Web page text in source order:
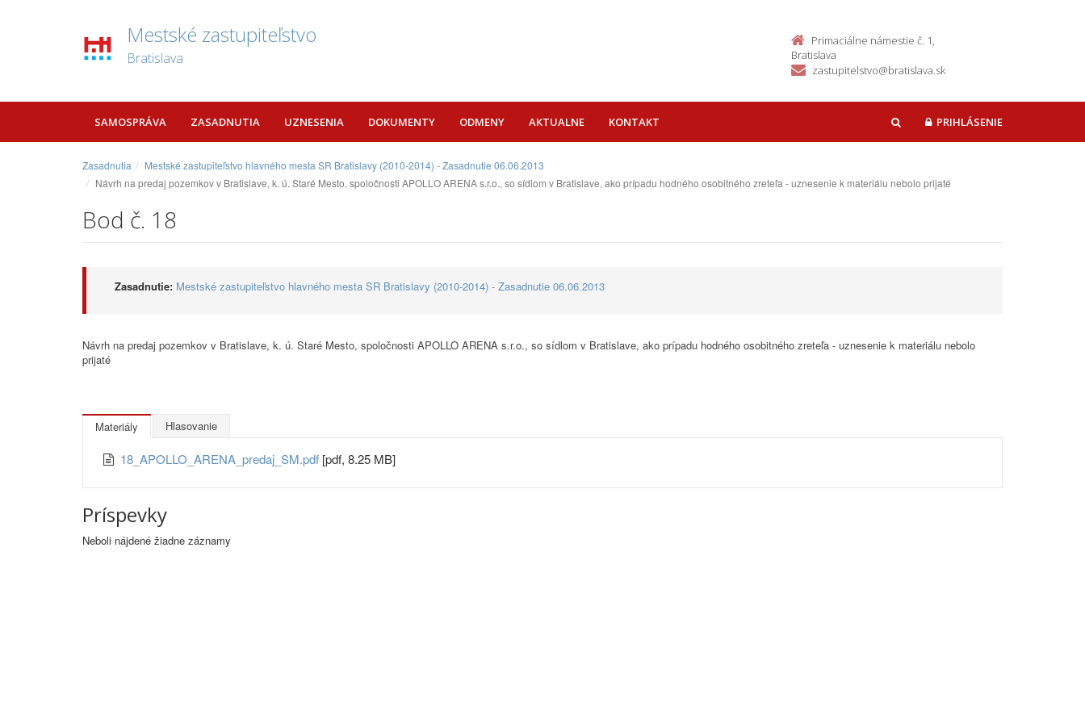
Mestské zastupiteľstvo
Bratislava
Primaciálne námestie č. 1,
Bratislava
zastupitelstvo@bratislava.sk
SAMOSPRÁVA ZASADNUTIA UZNESENIA DOKUMENTY ODMENY AKTUALNE KONTAKT HĽADAŤPRIHLÁSENIE
Zasadnutia
Mestské zastupiteľstvo hlavného mesta SR Bratislavy (2010-2014) - Zasadnutie 06.06.2013
Návrh na predaj pozemkov v Bratislave, k. ú. Staré Mesto, spoločnosti APOLLO ARENA s.r.o., so sídlom v Bratislave, ako prípadu hodného osobitného zreteľa - uznesenie k materiálu nebolo prijaté
Bod č. 18
Zasadnutie: Mestské zastupiteľstvo hlavného mesta SR Bratislavy (2010-2014) - Zasadnutie 06.06.2013
Návrh na predaj pozemkov v Bratislave, k. ú. Staré Mesto, spoločnosti APOLLO ARENA s.r.o., so sídlom v Bratislave, ako prípadu hodného osobitného zreteľa - uznesenie k materiálu nebolo
prijaté
Materiály Hlasovanie
18_APOLLO_ARENA_predaj_SM.pdf [pdf, 8.25 MB]
Príspevky
Neboli nájdené žiadne záznamy